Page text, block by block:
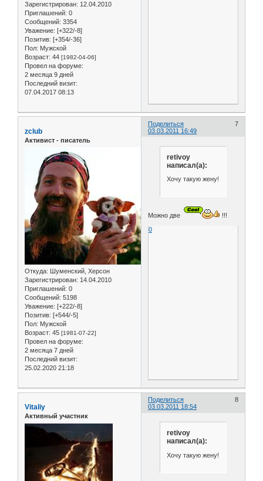
Зарегистрирован: 12.04.2010
Приглашений: 0
Сообщений: 3354
Уважение: [+322/-8]
Позитив: [+354/-36]
Пол: Мужской
Возраст: 44 [1982-04-06]
Провел на форуме:
2 месяца 9 дней
Последний визит:
07.04.2017 08:13
Поделиться
7
03.03.2011 16:49
zclub
Активист - писатель
Откуда: Шуменский, Херсон
Зарегистрирован: 14.04.2010
Приглашений: 0
Сообщений: 5198
Уважение: [+222/-8]
Позитив: [+544/-5]
Пол: Мужской
Возраст: 45 [1981-07-22]
Провел на форуме:
2 месяца 7 дней
Последний визит:
25.02.2020 21:18
retivoy
написал(а):
Хочу такую жену!
Можно две
!!!
0
Поделиться
8
03.03.2011 18:54
Vitaliy
Активный участник
retivoy
написал(а):
Хочу такую жену!